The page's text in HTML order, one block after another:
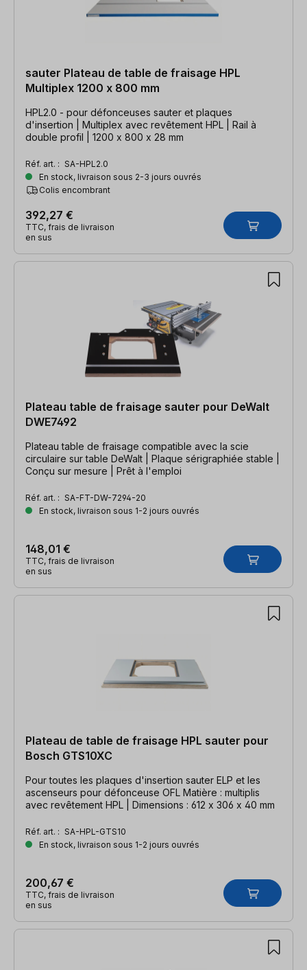
sauter Plateau de table de fraisage HPL
Multiplex 1200 x 800 mm
HPL2.0 - pour défonceuses sauter et plaques
d'insertion | Multiplex avec revêtement HPL | Rail à
double profil | 1200 x 800 x 28 mm
Réf. art. : SA-HPL2.0
En stock, livraison sous 2-3 jours ouvrés
Colis encombrant
392,27 €
TTC, frais de livraison
en sus
Plateau table de fraisage sauter pour DeWalt
DWE7492
Plateau table de fraisage compatible avec la scie
circulaire sur table DeWalt | Plaque sérigraphiée stable |
Conçu sur mesure | Prêt à l'emploi
Réf. art. : SA-FT-DW-7294-20
En stock, livraison sous 1-2 jours ouvrés
148,01 €
TTC, frais de livraison
en sus
Plateau de table de fraisage HPL sauter pour
Bosch GTS10XC
Pour toutes les plaques d'insertion sauter ELP et les
ascenseurs pour défonceuse OFL Matière : multiplis
avec revêtement HPL | Dimensions : 612 x 306 x 40 mm
Réf. art. : SA-HPL-GTS10
En stock, livraison sous 1-2 jours ouvrés
200,67 €
TTC, frais de livraison
en sus